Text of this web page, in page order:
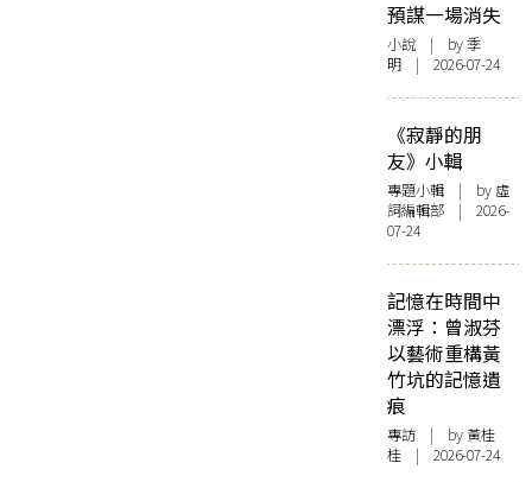
預謀一場消失
小說 | by 季
明 | 2026-07-24
《寂靜的朋
友》小輯
專題小輯 | by 虛
詞編輯部 | 2026-
07-24
記憶在時間中
漂浮：曾淑芬
以藝術重構黃
竹坑的記憶遺
痕
專訪 | by 黃桂
桂 | 2026-07-24